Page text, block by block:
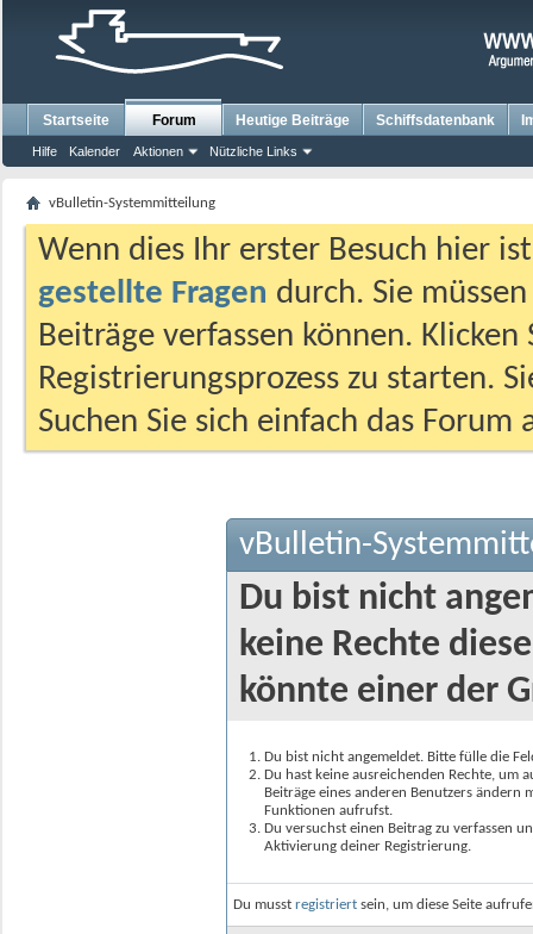
Startseite Forum
Hilfe Kalender Aktionen Nützliche Links
Heutige Beiträge Schiffsdatenbank
vBulletin-Systemmitteilung
Wenn dies Ihr erster Besuch hier
gestellte Fragen durch. Sie
Beiträge verfassen können.
Registrierungsprozess zu starten.
Suchen Sie sich einfach das
vBulletin-
Du bist nicht
keine Rechte
könnte einer der
Du bist nicht angemeldet. Bitte fülle die
Du hast keine ausreichenden Rechte, um
Beiträge eines anderen Benutzers
Funktionen aufrufst.
Du versuchst einen Beitrag zu verfassen
Aktivierung deiner Registrierung.
Du musst registriert sein, um diese Seite